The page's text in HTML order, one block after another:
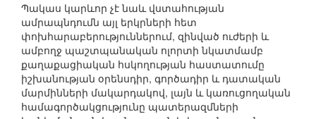
Պակաս կարևոր չէ նաև վստահության
ամրապնդումն այլ երկրների հետ
փոխհարաբերություններում, զինված ուժերի և
ամբողջ պաշտպանական ոլորտի նկատմամբ
քաղաքացիական հսկողության հաստատումը
իշխանության օրենսդիր, գործադիր և դատական
մարմինների մակարդակով, լայն և կառուցողական
համագործակցությունը պատերազմների